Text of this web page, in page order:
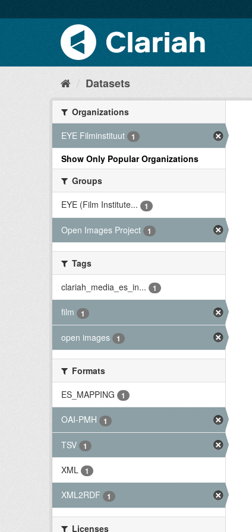
Datasets
Organizations
EYE Filminstituut
1
Show Only Popular Organizations
Groups
EYE (Film Institute...
1
Open Images Project 1
Tags
clariah_media_es_in...
1
film 1
open images 1
Formats
ES_MAPPING
1
OAI-PMH 1
TSV 1
XML 1
XML2RDF 1
Licenses